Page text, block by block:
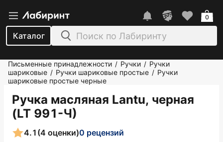
Каталог
0
Письменные принадлежности / Ручки / Ручки
шариковые / Ручки шариковые простые / Ручки
шариковые простые черные
Ручка масляная Lantu, черная
(LT 991-Ч)
4.1 (4 оценки)0 рецензий